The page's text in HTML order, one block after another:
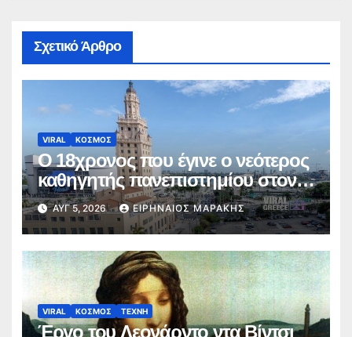
Σχετικό Άρθρο
VIRAL ΚΟΣΜΟΣ
Ο 18χρονος που έγινε ο νεότερος
καθηγητής πανεπιστημίου στον
κόσμο
ΑΥΓ 5, 2026 ΕΙΡΗΝΑΊΟΣ ΜΑΡΆΚΗΣ
VIRAL ΚΟΣΜΟΣ ΤΕΧΝΗ
Έργο του Λεονάρντο ντα Βίντσι